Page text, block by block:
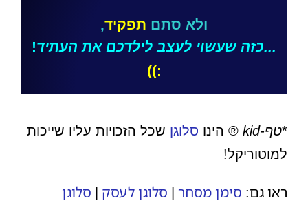
ולא סתם תפקיד,
...כזה שעשוי לעצב לילדכם את העתיד!
:))
*טף-kid ® הינו סלוגן שכל הזכויות עליו שייכות
למוטוריקל!
ראו גם: סימן מסחר | סלוגן לעסק | סלוגן